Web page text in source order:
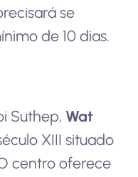
se
de 10 dias.
Suthep, Wat
XIII situado
centro oferece